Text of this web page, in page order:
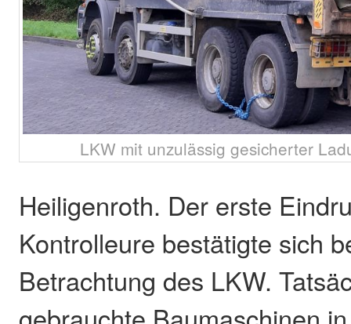
LKW mit unzulässig gesicherter
Heiligenroth. Der erste
Kontrolleure bestätigte sich
Betrachtung des LKW.